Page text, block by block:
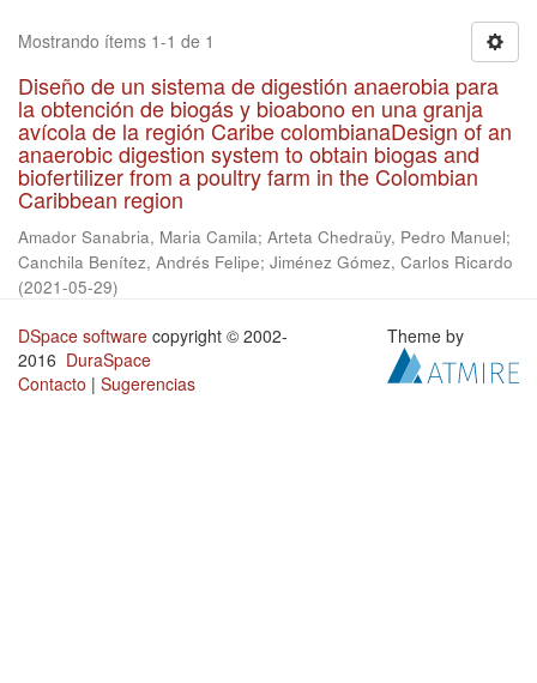
Mostrando ítems 1-1 de 1
Diseño de un sistema de digestión anaerobia para
la obtención de biogás y bioabono en una granja
avícola de la región Caribe colombianaDesign of an
anaerobic digestion system to obtain biogas and
biofertilizer from a poultry farm in the Colombian
Caribbean region
Amador Sanabria, Maria Camila; Arteta Chedraüy, Pedro Manuel;
Canchila Benítez, Andrés Felipe; Jiménez Gómez, Carlos Ricardo
(2021-05-29)
DSpace software copyright © 2002-
2016 DuraSpace
Contacto | Sugerencias
Theme by